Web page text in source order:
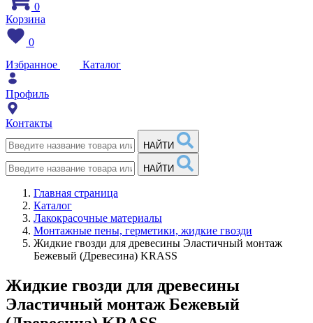
0
Корзина
0
Избранное
Каталог
Профиль
Контакты
НАЙТИ
НАЙТИ
Главная страница
Каталог
Лакокрасочные материалы
Монтажные пены, герметики, жидкие гвозди
Жидкие гвозди для древесины Эластичный монтаж
Бежевый (Древесина) KRASS
Жидкие гвозди для древесины
Эластичный монтаж Бежевый